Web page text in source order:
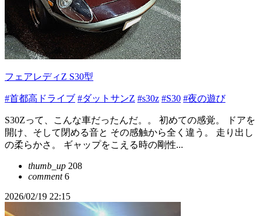
フェアレディZ S30型
#首都高ドライブ #ダットサンZ #s30z #S30 #夜の遊び
S30Zって、こんな車だったんだ。。 初めての感覚。 ドアを
開け、そして閉める音と その感触から全く違う。 走り出し
の柔らかさ。 ギャップをこえる時の剛性...
thumb_up 208
comment6
2026/02/19 22:15